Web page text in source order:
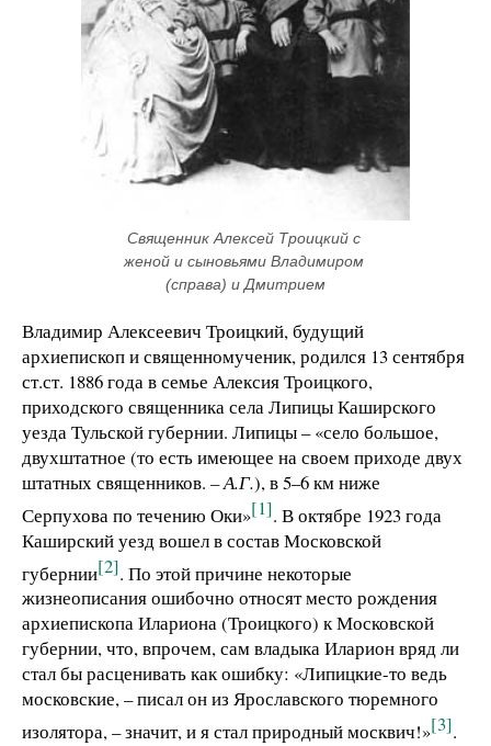
Священник Алексей Троицкий с
женой и сыновьями Владимиром
(справа) и Дмитрием
Владимир Алексеевич Троицкий, будущий
архиепископ и священномученик, родился 13 сентября
ст.ст. 1886 года в семье Алексия Троицкого,
приходского священника села Липицы Каширского
уезда Тульской губернии. Липицы – «село большое,
двухштатное (то есть имеющее на своем приходе двух
штатных священников. – А.Г.), в 5–6 км ниже
Серпухова по течению Оки»[1]. В октябре 1923 года
Каширский уезд вошел в состав Московской
губернии[2]. По этой причине некоторые
жизнеописания ошибочно относят место рождения
архиепископа Илариона (Троицкого) к Московской
губернии, что, впрочем, сам владыка Иларион вряд ли
стал бы расценивать как ошибку: «Липицкие-то ведь
московские, – писал он из Ярославского тюремного
изолятора, – значит, и я стал природный москвич!»[3].